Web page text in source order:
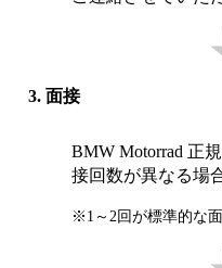
3. 面接
BMW Motorrad 正
接回数が異なる場
※1～2回が標準的な